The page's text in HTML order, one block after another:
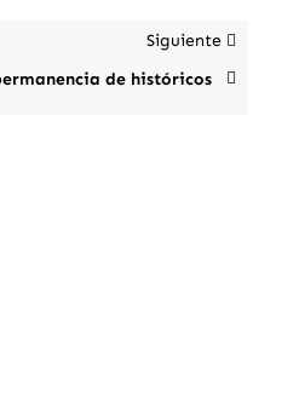
Siguiente
de históricos